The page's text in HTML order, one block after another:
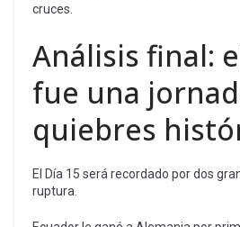
cruces.
Análisis final:
fue una
quiebres
El Día 15 será recordado por dos
ruptura.